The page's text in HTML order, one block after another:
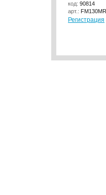
код: 90814
арт.:
Регистрация